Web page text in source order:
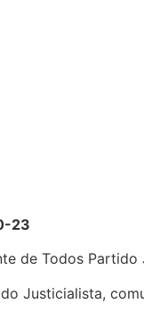
23
de Todos
Justicialista,